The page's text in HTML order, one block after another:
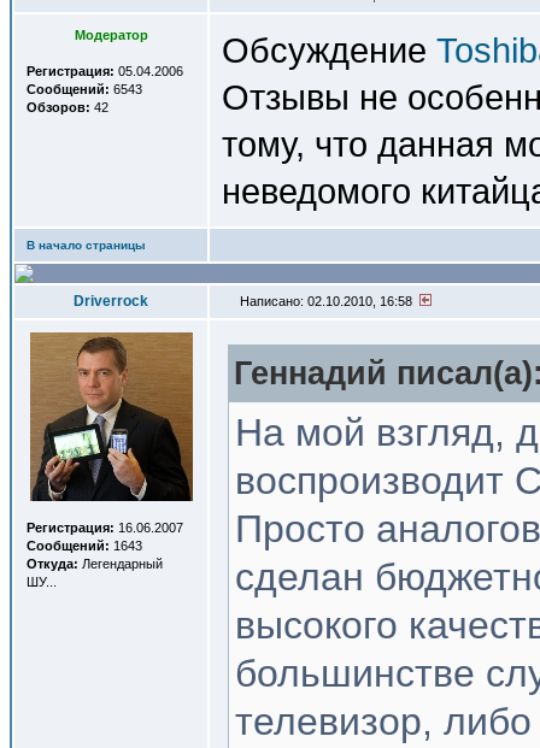
Модератор
Регистрация: 05.04.2006
Сообщений: 6543
Обзоров: 42
Обсуждение
Отзывы не
тому, что данная
неведомого
В начало страницы
Driverrock Написано: 02.10.2010, 16:58
Регистрация: 16.06.2007
Сообщений: 1643
Откуда: Легендарный
ШУ...
Геннадий
На мой взгляд,
воспроизводит
Просто
сделан
высокого
большинстве
телевизор,